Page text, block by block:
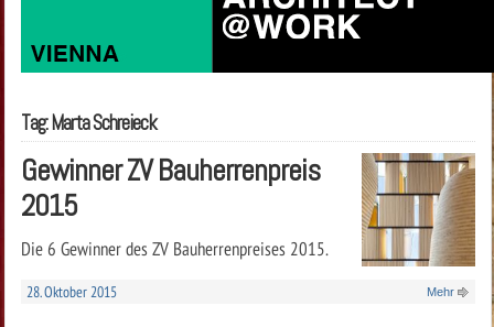
Tag: Marta Schreieck
Gewinner ZV Bauherrenpreis
2015
Die 6 Gewinner des ZV Bauherrenpreises 2015.
28. Oktober 2015 Mehr